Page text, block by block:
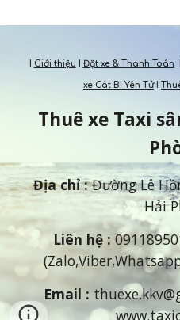
Giới thiệu Đặt xe & Thanh Toán
xe Cát Bi Yên TửI
Thuê xe Taxi s
Địa chỉ:Đường Lê
Hải
Liên hệ :
Email :